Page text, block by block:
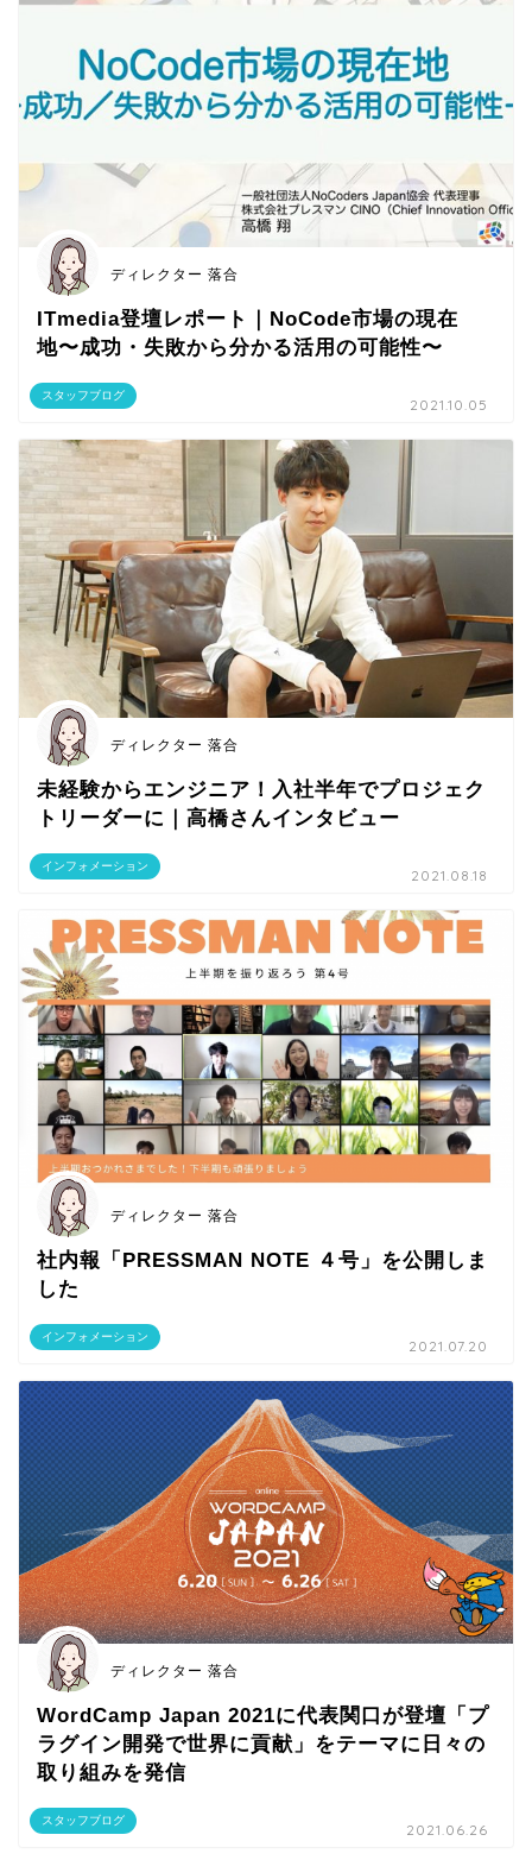
スタッフブログ
ディレクター 落合
ITmedia登壇レポート｜NoCode市場の現在
地〜成功・失敗から分かる活用の可能性〜
2021.10.05
インフォメーション
ディレクター 落合
未経験からエンジニア！入社半年でプロジェク
トリーダーに｜高橋さんインタビュー
2021.08.18
インフォメーション
ディレクター 落合
社内報「PRESSMAN NOTE ４号」を公開しま
した
2021.07.20
スタッフブログ
ディレクター 落合
WordCamp Japan 2021に代表関口が登壇「プ
ラグイン開発で世界に貢献」をテーマに日々の
取り組みを発信
2021.06.26